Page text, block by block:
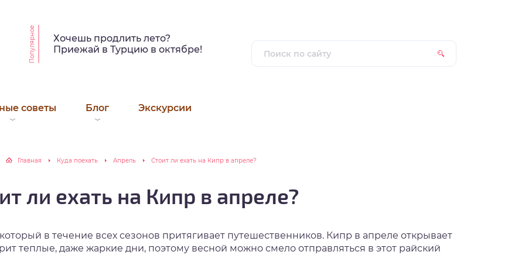
Популярное
Хочешь продлить лето?
Приежай в Турцию в октябре!
советы Блог Экскурсии
Главная Куда поехать Апрель Стоит ли ехать на Кипр в апреле?
ли ехать на Кипр в апреле?
в течение всех сезонов притягивает путешественников. Кипр в апреле открывает
теплые, даже жаркие дни, поэтому весной можно смело отправляться в этот райский